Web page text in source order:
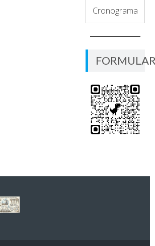
Cronograma